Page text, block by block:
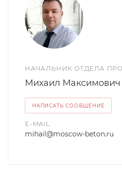
НАЧАЛЬНИК ОТДЕЛА
Михаил Максимович
НАПИСАТЬ СООБЩЕНИЕ
E-MAIL
mihail@moscow-beton.ru